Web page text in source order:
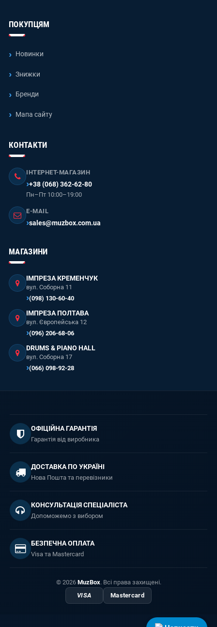
ПОКУПЦЯМ
Новинки
Знижки
Бренди
Мапа сайту
КОНТАКТИ
ІНТЕРНЕТ-МАГАЗИН
+38 (068) 362-62-80
Пн–Пт 10:00–19:00
E-MAIL
sales@muzbox.com.ua
МАГАЗИНИ
ІМПРЕЗА КРЕМЕНЧУК
вул. Соборна 11
(098) 130-60-40
ІМПРЕЗА ПОЛТАВА
вул. Європейська 12
(096) 206-68-06
DRUMS & PIANO HALL
вул. Соборна 17
(066) 098-92-28
ОФІЦІЙНА ГАРАНТІЯ
Гарантія від виробника
ДОСТАВКА ПО УКРАЇНІ
Нова Пошта та перевізники
КОНСУЛЬТАЦІЯ СПЕЦІАЛІСТА
Допоможемо з вибором
БЕЗПЕЧНА ОПЛАТА
Visa та Mastercard
© 2026 MuzBox. Всі права захищені.
VISA
Mastercard